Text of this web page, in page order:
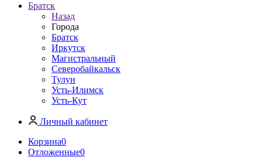
Братск
Назад
Города
Братск
Иркутск
Магистральный
Северобайкальск
Тулун
Усть-Илимск
Усть-Кут
Личный кабинет
Корзина0
Отложенные0